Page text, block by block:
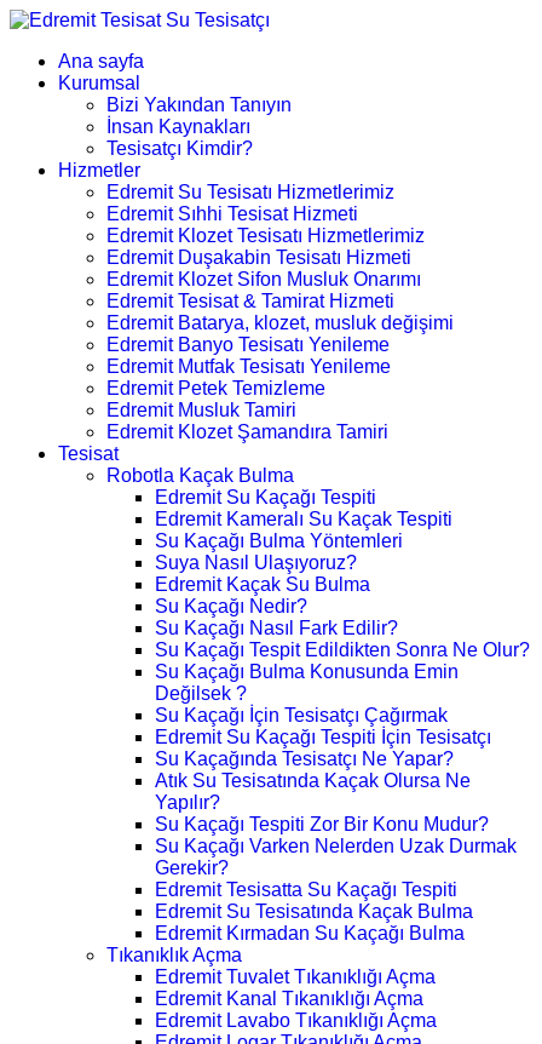
Ana sayfa
Kurumsal
Bizi Yakından Tanıyın
İnsan Kaynakları
Tesisatçı Kimdir?
Hizmetler
Edremit Su Tesisatı Hizmetlerimiz
Edremit Sıhhi Tesisat Hizmeti
Edremit Klozet Tesisatı Hizmetlerimiz
Edremit Duşakabin Tesisatı Hizmeti
Edremit Klozet Sifon Musluk Onarımı
Edremit Tesisat & Tamirat Hizmeti
Edremit Batarya, klozet, musluk değişimi
Edremit Banyo Tesisatı Yenileme
Edremit Mutfak Tesisatı Yenileme
Edremit Petek Temizleme
Edremit Musluk Tamiri
Edremit Klozet Şamandıra Tamiri
Tesisat
Robotla Kaçak Bulma
Edremit Su Kaçağı Tespiti
Edremit Kameralı Su Kaçak Tespiti
Su Kaçağı Bulma Yöntemleri
Suya Nasıl Ulaşıyoruz?
Edremit Kaçak Su Bulma
Su Kaçağı Nedir?
Su Kaçağı Nasıl Fark Edilir?
Su Kaçağı Tespit Edildikten Sonra Ne Olur?
Su Kaçağı Bulma Konusunda Emin
Değilsek ?
Su Kaçağı İçin Tesisatçı Çağırmak
Edremit Su Kaçağı Tespiti İçin Tesisatçı
Su Kaçağında Tesisatçı Ne Yapar?
Atık Su Tesisatında Kaçak Olursa Ne
Yapılır?
Su Kaçağı Tespiti Zor Bir Konu Mudur?
Su Kaçağı Varken Nelerden Uzak Durmak
Gerekir?
Edremit Tesisatta Su Kaçağı Tespiti
Edremit Su Tesisatında Kaçak Bulma
Edremit Kırmadan Su Kaçağı Bulma
Tıkanıklık Açma
Edremit Tuvalet Tıkanıklığı Açma
Edremit Kanal Tıkanıklığı Açma
Edremit Lavabo Tıkanıklığı Açma